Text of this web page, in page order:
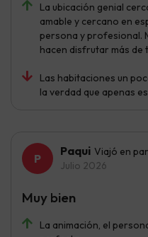
La ubicación genial
amable y cercano en
persona y profesional.
hacen disfrutar más de
Las habitaciones un
la verdad que apenas
Paqui Viajó en
Julio 2026
La animación, el
Muy bien